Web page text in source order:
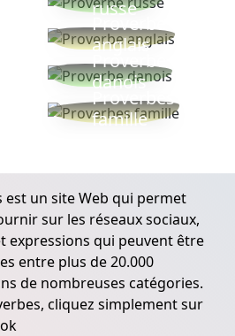
russe
Proverbe
anglais
Proverbe
danois
Proverbes
famille
est un site Web qui permet
sur les réseaux sociaux,
expressions qui peuvent être
entre plus de 20.000
de nombreuses catégories.
cliquez simplement sur